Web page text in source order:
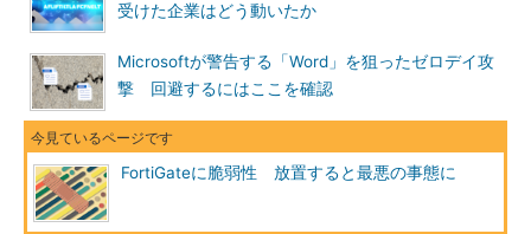
受けた企業はどう動いたか
Microsoftが警告する「Word」を狙ったゼロデイ攻
撃 回避するにはここを確認
FortiGateに脆弱性 放置すると最悪の事態に